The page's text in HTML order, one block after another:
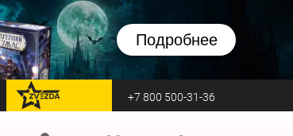
Подробнее
перейти на Zvezda +7 800 500-31-36